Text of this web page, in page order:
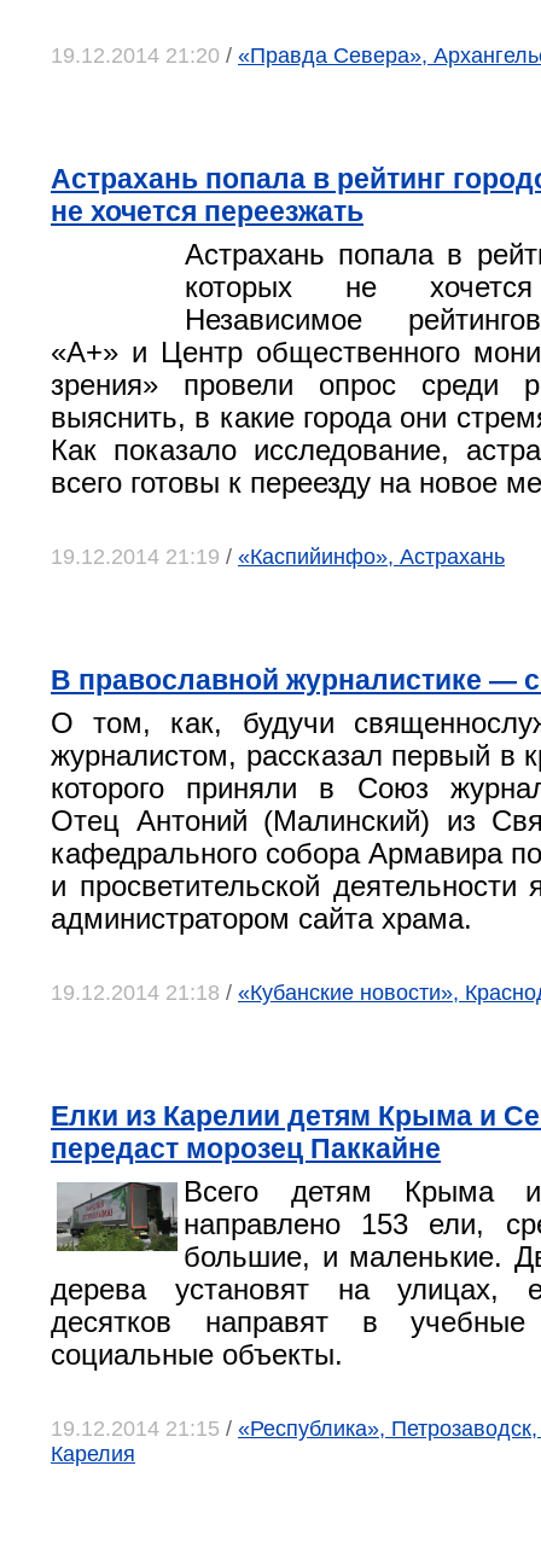
19.12.2014 21:20 / «Правда Севера»,
Астрахань попала в рейтинг
не хочется переезжать
Астрахань попала в
которых не хочется
Независимое
«А+» и Центр общественного
зрения» провели опрос среди
выяснить, в какие города они
Как показало исследование,
всего готовы к переезду на новое
19.12.2014 21:19 / «Каспийинфо», Астрахань
В православной журналистике —
О том, как, будучи
журналистом, рассказал первый в
которого приняли в Союз
Отец Антоний (Малинский) из
кафедрального собора Армавира
и просветительской
администратором сайта храма.
19.12.2014 21:18 / «Кубанские новости»,
Елки из Карелии детям Крыма и
передаст морозец Паккайне
Всего детям Крыма и
направлено 153 ели,
большие, и маленькие.
дерева установят на улицах,
десятков направят в
социальные объекты.
19.12.2014 21:15 / «Республика»,
Карелия